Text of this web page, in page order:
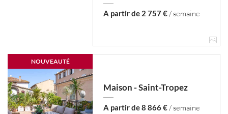
A partir de 2 757 €/ semaine
NOUVEAUTÉ
Maison - Saint-Tropez
A partir de 8 866 €/ semaine